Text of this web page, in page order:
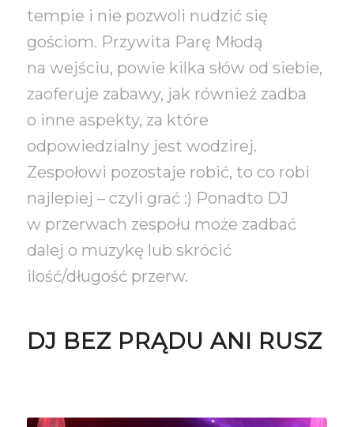
tempie i nie pozwoli nudzić się
gościom. Przywita Parę Młodą
na wejściu, powie kilka słów od siebie,
zaoferuje zabawy, jak również zadba
o inne aspekty, za które
odpowiedzialny jest wodzirej.
Zespołowi pozostaje robić, to co robi
najlepiej – czyli grać :) Ponadto DJ
w przerwach zespołu może zadbać
dalej o muzykę lub skrócić
ilość/długość przerw.
DJ BEZ PRĄDU ANI RUSZ